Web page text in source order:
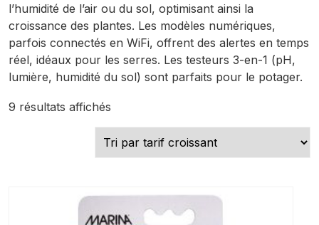
l’humidité de l’air ou du sol, optimisant ainsi la
croissance des plantes. Les modèles numériques,
parfois connectés en WiFi, offrent des alertes en temps
réel, idéaux pour les serres. Les testeurs 3-en-1 (pH,
lumière, humidité du sol) sont parfaits pour le potager.
9 résultats affichés
prix
croissant